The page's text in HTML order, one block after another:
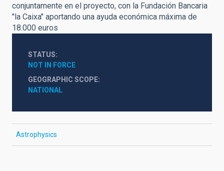
conjuntamente en el proyecto, con la Fundación Bancaria
"la Caixa" aportando una ayuda económica máxima de
18.000 euros
STATUS
NOT IN FORCE
GEOGRAPHIC SCOPE
NATIONAL
Astrophysics